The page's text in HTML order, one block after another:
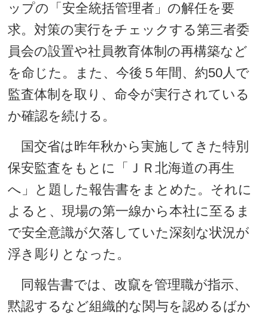
ップの「安全統括管理者」の解任を要
求。対策の実行をチェックする第三者委
員会の設置や社員教育体制の再構築など
を命じた。また、今後５年間、約50人で
監査体制を取り、命令が実行されている
か確認を続ける。
国交省は昨年秋から実施してきた特別
保安監査をもとに「ＪＲ北海道の再生
へ」と題した報告書をまとめた。それに
よると、現場の第一線から本社に至るま
で安全意識が欠落していた深刻な状況が
浮き彫りとなった。
同報告書では、改竄を管理職が指示、
黙認するなど組織的な関与を認めるばか